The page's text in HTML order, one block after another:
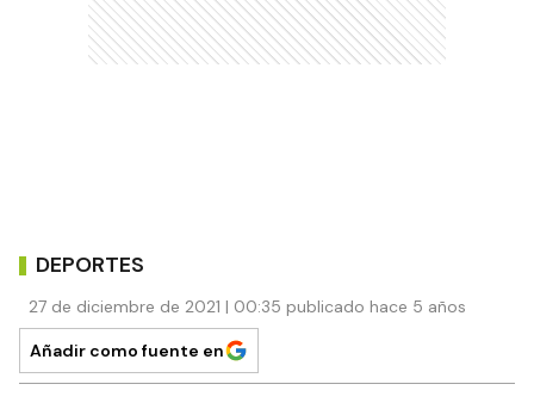
DEPORTES
27 de diciembre de 2021 | 00:35 publicado hace 5 años
Añadir como fuente en